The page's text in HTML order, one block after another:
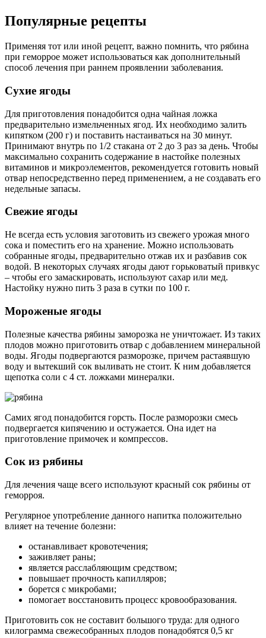
Популярные рецепты
Применяя тот или иной рецепт, важно помнить, что рябина
при геморрое может использоваться как дополнительный
способ лечения при раннем проявлении заболевания.
Сухие ягоды
Для приготовления понадобится одна чайная ложка
предварительно измельченных ягод. Их необходимо залить
кипятком (200 г) и поставить настаиваться на 30 минут.
Принимают внутрь по 1/2 стакана от 2 до 3 раз за день. Чтобы
максимально сохранить содержание в настойке полезных
витаминов и микроэлементов, рекомендуется готовить новый
отвар непосредственно перед применением, а не создавать его
недельные запасы.
Свежие ягоды
Не всегда есть условия заготовить из свежего урожая много
сока и поместить его на хранение. Можно использовать
собранные ягоды, предварительно отжав их и разбавив сок
водой. В некоторых случаях ягоды дают горьковатый привкус
– чтобы его замаскировать, используют сахар или мед.
Настойку нужно пить 3 раза в сутки по 100 г.
Мороженые ягоды
Полезные качества рябины заморозка не уничтожает. Из таких
плодов можно приготовить отвар с добавлением минеральной
воды. Ягоды подвергаются разморозке, причем растаявшую
воду и вытекший сок выливать не стоит. К ним добавляется
щепотка соли с 4 ст. ложками минералки.
Самих ягод понадобится горсть. После разморозки смесь
подвергается кипячению и остужается. Она идет на
приготовление примочек и компрессов.
Сок из рябины
Для лечения чаще всего используют красный сок рябины от
геморроя.
Регулярное употребление данного напитка положительно
влияет на течение болезни:
останавливает кровотечения;
заживляет раны;
является расслабляющим средством;
повышает прочность капилляров;
борется с микробами;
помогает восстановить процесс кровообразования.
Приготовить сок не составит большого труда: для одного
килограмма свежесобранных плодов понадобятся 0,5 кг